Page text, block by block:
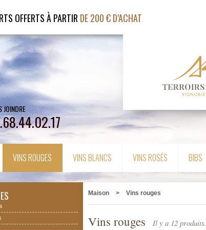
OFFERTS À PARTIR DE 200 € D’ACHAT
JOINDRE
VINS ROUGES VINS BLANCS VINS ROSÉS BIBS
Maison > Vins rouges
Vins rouges Il y a 12 produits.